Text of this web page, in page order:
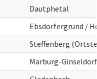
Dautphetal
Ebsdorfergrund /
Steffenberg
Marburg-Ginseldorf